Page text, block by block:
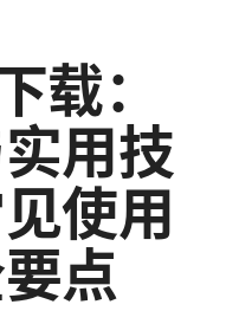
载：
用技
使用
点